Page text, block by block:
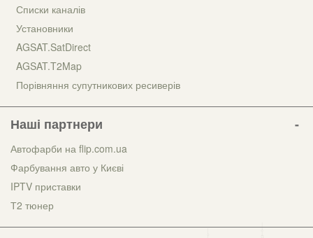
Списки каналів
Установники
AGSAT.SatDirect
AGSAT.T2Map
Порівняння супутникових ресиверів
Наші партнери
Автофарби на flip.com.ua
Фарбування авто у Києві
IPTV приставки
Т2 тюнер